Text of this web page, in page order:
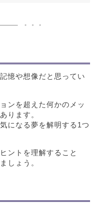
憶や想像だと思ってい
ンを超えた何かのメッ
ります。
になる夢を解明する1つ
ントを理解すること
しょう。